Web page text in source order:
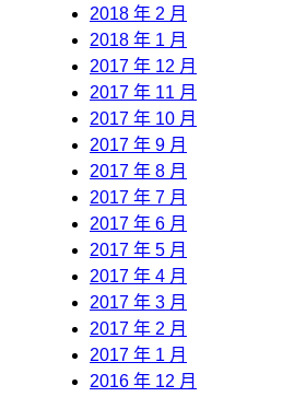
2018 年 2 月
2018 年 1 月
2017 年 12 月
2017 年 11 月
2017 年 10 月
2017 年 9 月
2017 年 8 月
2017 年 7 月
2017 年 6 月
2017 年 5 月
2017 年 4 月
2017 年 3 月
2017 年 2 月
2017 年 1 月
2016 年 12 月